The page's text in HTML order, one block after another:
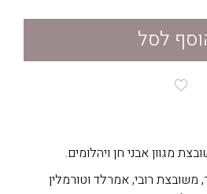
לסל
מגוון אבני חן ויהלומים.
רובי, אמרלד וטורמלין